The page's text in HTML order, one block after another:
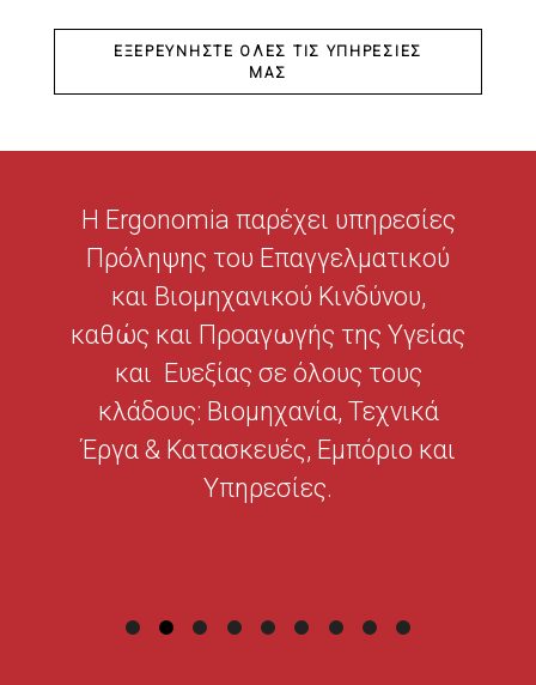
ΕΞΕΡΕΥΝΉΣΤΕ ΌΛΕΣ ΤΙΣ ΥΠΗΡΕΣΊΕΣ
ΜΑΣ
Η Ergonomia παρέχει υπηρεσίες
Πρόληψης του Επαγγελματικού
και Βιομηχανικού Κινδύνου,
καθώς και Προαγωγής της Υγείας
και Ευεξίας σε όλους τους
κλάδους: Βιομηχανία, Τεχνικά
Έργα & Κατασκευές, Εμπόριο και
Υπηρεσίες.